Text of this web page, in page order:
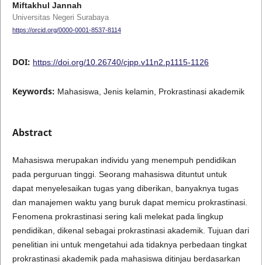
Miftakhul Jannah
Universitas Negeri Surabaya
https://orcid.org/0000-0001-8537-8114
DOI: https://doi.org/10.26740/cjpp.v11n2.p1115-1126
Keywords: Mahasiswa, Jenis kelamin, Prokrastinasi akademik
Abstract
Mahasiswa merupakan individu yang menempuh pendidikan
pada perguruan tinggi. Seorang mahasiswa dituntut untuk
dapat menyelesaikan tugas yang diberikan, banyaknya tugas
dan manajemen waktu yang buruk dapat memicu prokrastinasi.
Fenomena prokrastinasi sering kali melekat pada lingkup
pendidikan, dikenal sebagai prokrastinasi akademik. Tujuan dari
penelitian ini untuk mengetahui ada tidaknya perbedaan tingkat
prokrastinasi akademik pada mahasiswa ditinjau berdasarkan